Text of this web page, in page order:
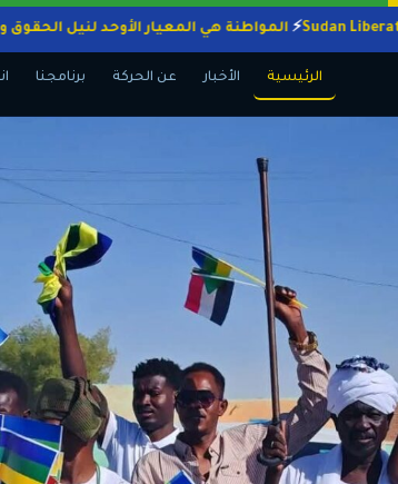
المواطنة هي المعيار الأوحد لنيل
الرئيسية الأخبار عن الحركة برنامجنا